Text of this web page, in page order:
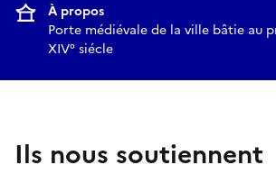
À propos
Porte médiévale de la ville bâtie au
XIV° siécle
Ils nous soutiennent